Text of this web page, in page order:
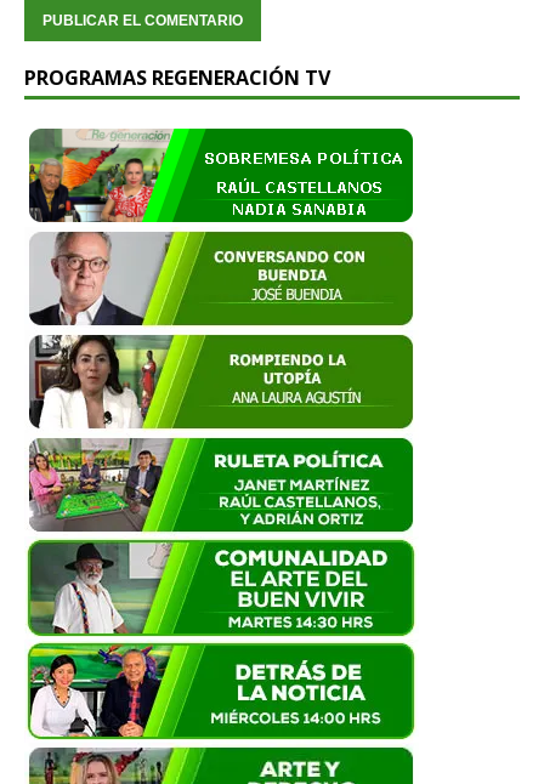
PROGRAMAS REGENERACIÓN TV